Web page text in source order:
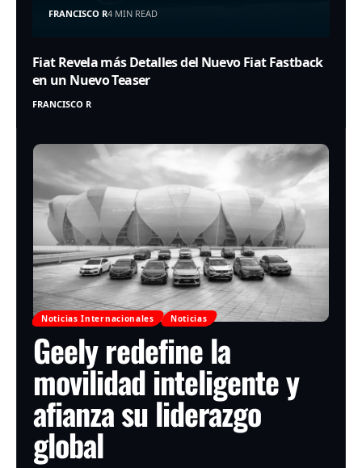
FRANCISCO R4 MIN READ
Fiat Revela más Detalles del Nuevo Fiat Fastback
en un Nuevo Teaser
FRANCISCO R
Noticias Internacionales Noticias
Geely redefine la
movilidad inteligente y
afianza su liderazgo
global